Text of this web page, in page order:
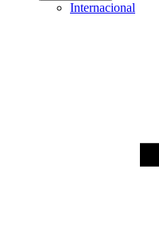
Internacional